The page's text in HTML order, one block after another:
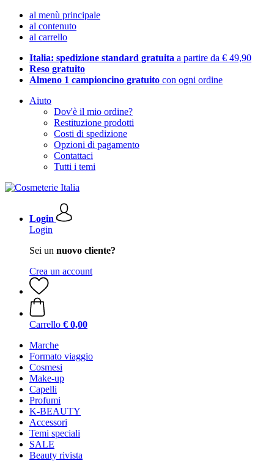
al menù principale
al contenuto
al carrello
Italia: spedizione standard gratuita a partire da € 49,90
Reso gratuito
Almeno 1 campioncino gratuito con ogni ordine
Aiuto
Dov'è il mio ordine?
Restituzione prodotti
Costi di spedizione
Opzioni di pagamento
Contattaci
Tutti i temi
Login
Login
Sei un nuovo cliente?
Crea un account
Carrello € 0,00
Marche
Formato viaggio
Cosmesi
Make-up
Capelli
Profumi
K-BEAUTY
Accessori
Temi speciali
SALE
Beauty rivista